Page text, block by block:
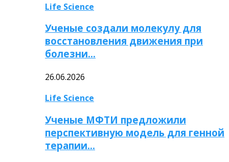
Life Science
Ученые создали молекулу для
восстановления движения при
болезни…
26.06.2026
Life Science
Ученые МФТИ предложили
перспективную модель для генной
терапии…